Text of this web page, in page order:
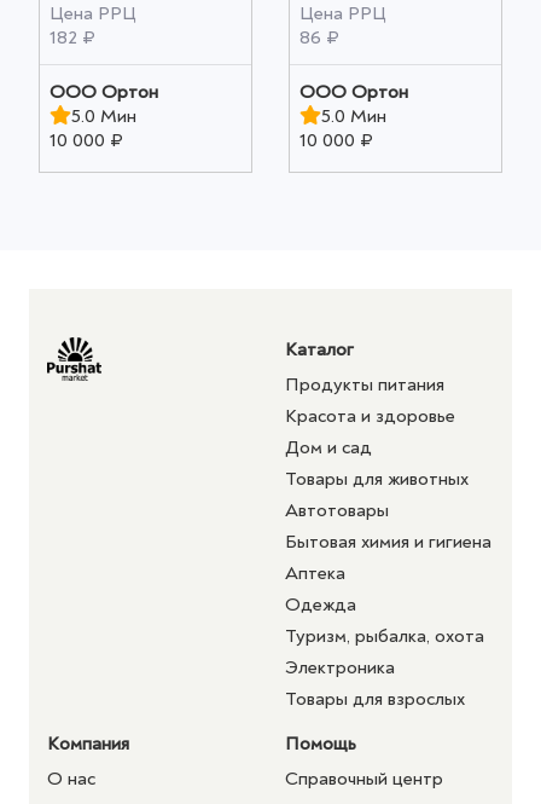
Цена РРЦ
182 ₽
ООО Ортон
5.0 Мин
10 000 ₽
Цена РРЦ
86 ₽
ООО Ортон
5.0 Мин
10 000 ₽
Каталог
Продукты питания
Красота и здоровье
Дом и сад
Товары для животных
Автотовары
Бытовая химия и гигиена
Аптека
Одежда
Туризм, рыбалка, охота
Электроника
Товары для взрослых
Компания
О нас
Помощь
Справочный центр